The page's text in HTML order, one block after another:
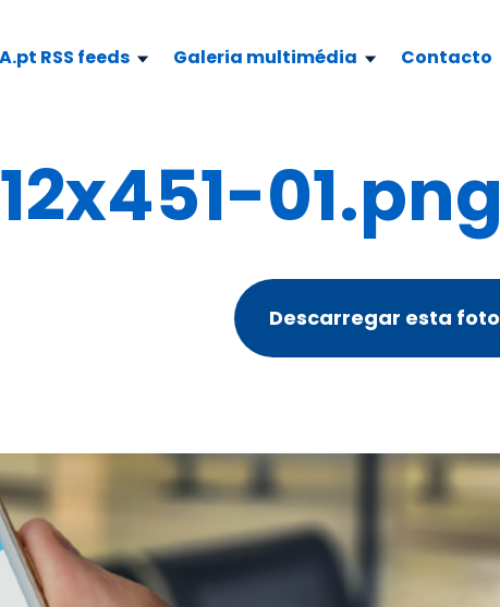
RSS feeds Galeria multimédia Contacto
01.png
Descarregar esta foto